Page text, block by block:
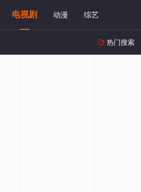
电视剧 动漫 综艺
 热门搜索